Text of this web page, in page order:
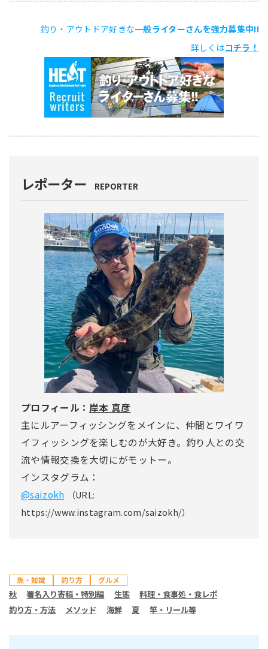
釣り・アウトドア好きな一般ライターさんを強力募集中!!
詳しくはコチラ！
レポーター REPORTER
プロフィール： 岸本 真彦
主にルアーフィッシングをメインに、仲間とワイワ
イフィッシングを楽しむのが大好き。釣り人との交
流や情報交換を大切にがモットー。
インスタグラム：
@saizokh
（URL:
https://www.instagram.com/saizokh/）
魚・知識 釣り方 グルメ
秋 署名入り寄稿・特別編 生態
料理・食事処・食レポ
釣り方・方法
メソッド 海鮮 夏 竿・リール等